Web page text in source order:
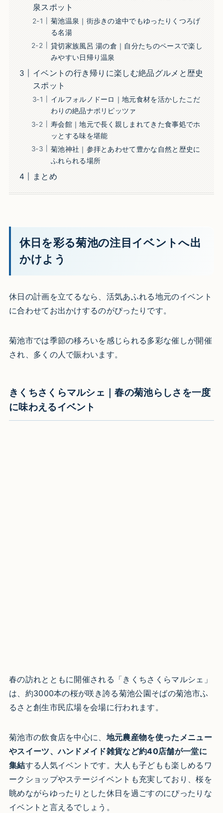
泉スポット
菊池温泉｜街歩きの途中でもゆったりくつろげ
る名湯
貸切家族風呂 湯の倉｜自分たちのペースで楽し
みやすい日帰り温泉
イベントの行き帰りに楽しむ絶品グルメと歴史
スポット
イルフォルノドーロ｜地元食材を活かしたこだ
わりの絶品ナポリピッツァ
寿会館｜地元で長く親しまれてきた食事処でホ
ッとする味を堪能
菊池神社｜参拝とあわせて豊かな自然と歴史に
ふれられる場所
まとめ
休日を彩る菊池の注目イベントへ出
かけよう
休日の計画を立てるなら、活気あふれる地元のイベント
に合わせてお出かけするのがぴったりです。
菊池市では季節の移ろいを感じられる多彩な催しが開催
され、多くの人で賑わいます。
きくちさくらマルシェ｜春の菊池らしさを一度
に味わえるイベント
春の訪れとともに開催される「きくちさくらマルシェ」
は、約3000本の桜が咲き誇る菊池公園そばの菊池市ふ
るさと創生市民広場を会場に行われます。
菊池市の飲食店を中心に、 地元農産物を使ったメニュー
やスイーツ、ハンドメイド雑貨など約40店舗が一堂に
集結する人気イベントです。大人も子どもも楽しめるワ
ークショップやステージイベントも充実しており、桜を
眺めながらゆったりとした休日を過ごすのにぴったりな
イベントと言えるでしょう。